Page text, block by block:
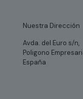
Nuestra Dirección
Avda. del Euro s/n,
Poligono
España